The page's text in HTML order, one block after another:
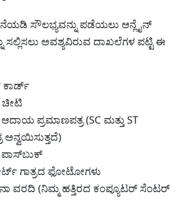
ಸೌಲಭ್ಯವನ್ನು ಪಡೆಯಲು ಆನ್ಲೈನ್
ಅವಶ್ಯವಿರುವ ದಾಖಲೆಗಳ ಪಟ್ಟಿ ಈ
ಪ್ರಮಾಣಪತ್ರ (SC ಮತ್ತು ST
ಪಾಸ್‌ಬುಕ್
ಗಾತ್ರದ ಫೋಟೋಗಳು
ವರದಿ (ನಿಮ್ಮ ಹತ್ತಿರದ ಕಂಪ್ಯೂಟರ್ ಸೆಂಟರ್